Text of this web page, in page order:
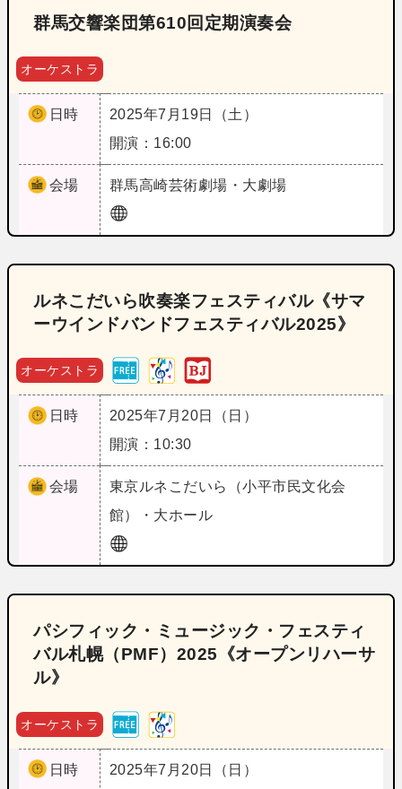
群馬交響楽団第610回定期演奏会
オーケストラ
日時
2025年7月19日（土）
開演：16:00
会場 群馬高崎芸術劇場・大劇場
ルネこだいら吹奏楽フェスティバル《サマ
ーウインドバンドフェスティバル2025》
オーケストラ
日時
2025年7月20日（日）
開演：10:30
会場 東京ルネこだいら（小平市民文化会
館）・大ホール
パシフィック・ミュージック・フェスティ
バル札幌（PMF）2025《オープンリハーサ
ル》
オーケストラ
日時
2025年7月20日（日）